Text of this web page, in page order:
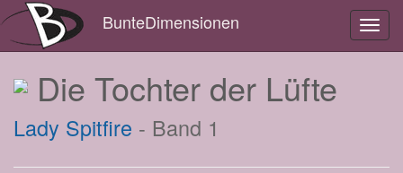
BunteDimensionen
Die Tochter der Lüfte
Lady Spitfire - Band 1